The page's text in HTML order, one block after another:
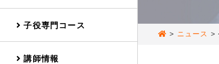
子役専門コース
講師情報
> ニュース >